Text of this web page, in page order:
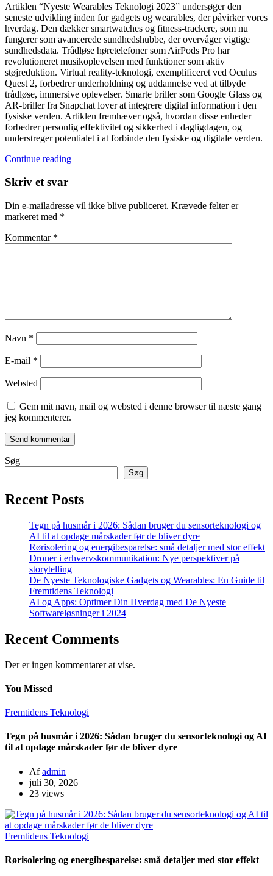
Artiklen “Nyeste Wearables Teknologi 2023” undersøger den
seneste udvikling inden for gadgets og wearables, der påvirker vores
hverdag. Den dækker smartwatches og fitness-trackere, som nu
fungerer som avancerede sundhedshubbe, der overvåger vigtige
sundhedsdata. Trådløse høretelefoner som AirPods Pro har
revolutioneret musikoplevelsen med funktioner som aktiv
støjreduktion. Virtual reality-teknologi, exemplificeret ved Oculus
Quest 2, forbedrer underholdning og uddannelse ved at tilbyde
trådløse, immersive oplevelser. Smarte briller som Google Glass og
AR-briller fra Snapchat lover at integrere digital information i den
fysiske verden. Artiklen fremhæver også, hvordan disse enheder
forbedrer personlig effektivitet og sikkerhed i dagligdagen, og
understreger potentialet i at forbinde den fysiske og digitale verden.
Continue reading
Skriv et svar
Din e-mailadresse vil ikke blive publiceret. Krævede felter er
markeret med *
Kommentar *
Navn *
E-mail *
Websted
Gem mit navn, mail og websted i denne browser til næste gang
jeg kommenterer.
Søg
Søg
Recent Posts
Tegn på husmår i 2026: Sådan bruger du sensorteknologi og
AI til at opdage mårskader før de bliver dyre
Rørisolering og energibesparelse: små detaljer med stor effekt
Droner i erhvervskommunikation: Nye perspektiver på
storytelling
De Nyeste Teknologiske Gadgets og Wearables: En Guide til
Fremtidens Teknologi
AI og Apps: Optimer Din Hverdag med De Nyeste
Softwareløsninger i 2024
Recent Comments
Der er ingen kommentarer at vise.
You Missed
Fremtidens Teknologi
Tegn på husmår i 2026: Sådan bruger du sensorteknologi og AI
til at opdage mårskader før de bliver dyre
Afadmin
juli 30, 2026
23 views
Fremtidens Teknologi
Rørisolering og energibesparelse: små detaljer med stor effekt